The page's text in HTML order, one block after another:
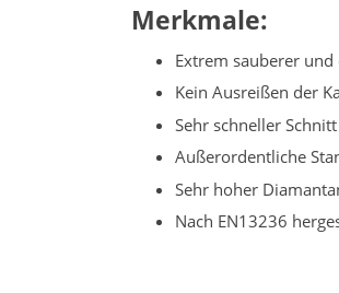
Merkmale:
Extrem sauberer
Kein Ausreißen der
Sehr schneller Schnitt
Außerordentliche
Sehr hoher
Nach EN13236